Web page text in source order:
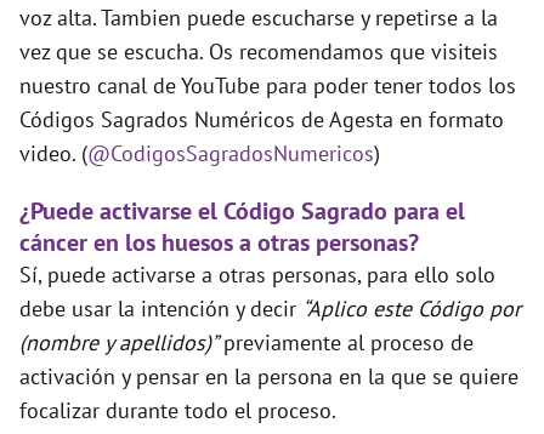
voz alta. Tambien puede escucharse y repetirse a la
vez que se escucha. Os recomendamos que visiteis
nuestro canal de YouTube para poder tener todos los
Códigos Sagrados Numéricos de Agesta en formato
video. (@CodigosSagradosNumericos)
¿Puede activarse el Código Sagrado para el
cáncer en los huesos a otras personas?
Sí, puede activarse a otras personas, para ello solo
debe usar la intención y decir “Aplico este Código por
(nombre y apellidos)”previamente al proceso de
activación y pensar en la persona en la que se quiere
focalizar durante todo el proceso.